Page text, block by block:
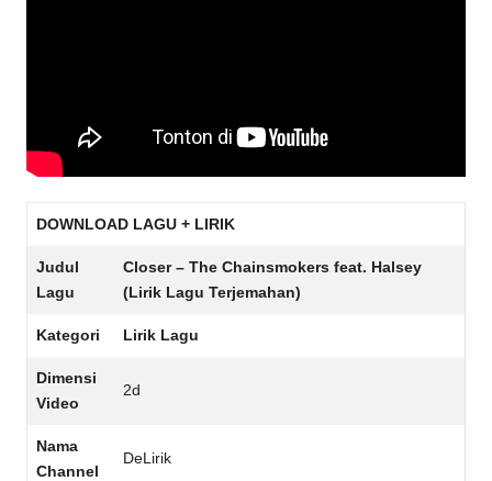
DOWNLOAD LAGU + LIRIK
Judul
Lagu
Closer – The Chainsmokers feat. Halsey
(Lirik Lagu Terjemahan)
Kategori Lirik Lagu
Dimensi
Video
2d
Nama
Channel
DeLirik